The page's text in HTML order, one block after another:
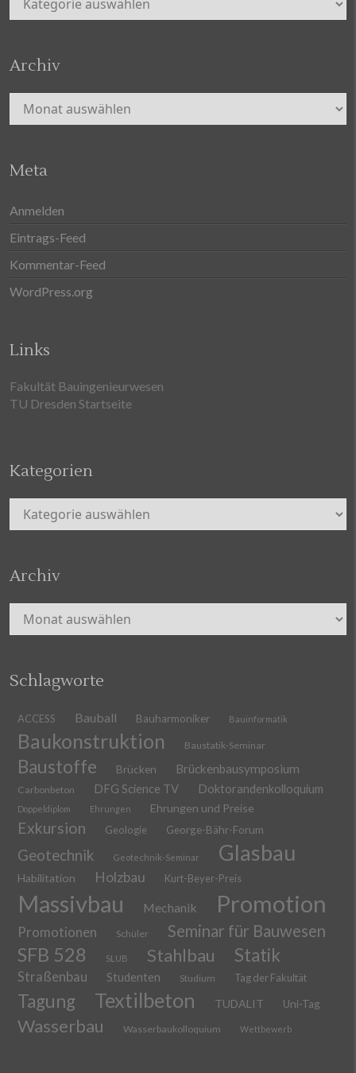
Archiv
Archiv
Meta
Anmelden
Eintrags-Feed
Kommentar-Feed
WordPress.org
Links
Fakultät Bauingenieurwesen
TU Dresden Startseite
Kategorien
Kategorien
Archiv
Archiv
Schlagworte
ACCESS Bauball Bauharmoniker Bauinformatik
Baukonstruktion Baustatik-Seminar
Baustoffe Brücken Brückenbausymposium
Carbonbeton DFG Science TV Doktorandenkolloquium
Doppeldiplom Ehrungen Ehrungen und Preise
Exkursion Geologie George-Bähr-Forum
Geotechnik Geotechnik-Seminar Glasbau
Habilitation Holzbau Kurt-Beyer-Preis
Massivbau Mechanik Promotion
Promotionen Schüler Seminar für Bauwesen
SFB 528 SLUB Stahlbau Statik
Straßenbau Studenten Studium Tag der Fakultät
Tagung Textilbeton TUDALIT Uni-Tag
Wasserbau Wasserbaukolloquium Wettbewerb